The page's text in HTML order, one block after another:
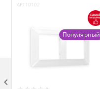
AF110102
Популярный
